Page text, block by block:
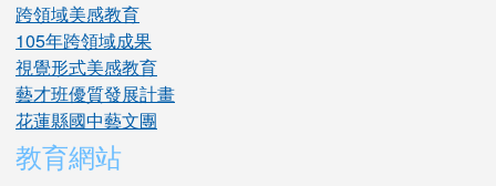
跨領域美感教育
105年跨領域成果
視覺形式美感教育
藝才班優質發展計畫
花蓮縣國中藝文團
教育網站